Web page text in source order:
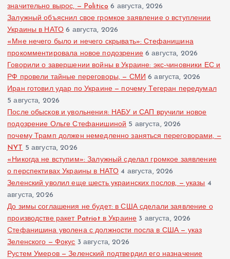
значительно вырос, — Politico 6 августа, 2026
Залужный объяснил свое громкое заявление о вступлении
Украины в НАТО 6 августа, 2026
«Мне нечего было и нечего скрывать»: Стефанишина
прокомментировала новое подозрение 6 августа, 2026
Говорили о завершении войны в Украине: экс-чиновники ЕС и
РФ провели тайные переговоры, — СМИ 6 августа, 2026
Иран готовил удар по Украине — почему Тегеран передумал
5 августа, 2026
После обысков и увольнения: НАБУ и САП вручили новое
подозрение Ольге Стефанишиной 5 августа, 2026
почему Трамп должен немедленно заняться переговорами, —
NYT 5 августа, 2026
«Никогда не вступим»: Залужный сделал громкое заявление
о перспективах Украины в НАТО 4 августа, 2026
Зеленский уволил еще шесть украинских послов, — указы 4
августа, 2026
До зимы соглашения не будет: в США сделали заявление о
производстве ракет Patriot в Украине 3 августа, 2026
Стефанишина уволена с должности посла в США — указ
Зеленского — Фокус 3 августа, 2026
Рустем Умеров — Зеленский подтвердил его назначение